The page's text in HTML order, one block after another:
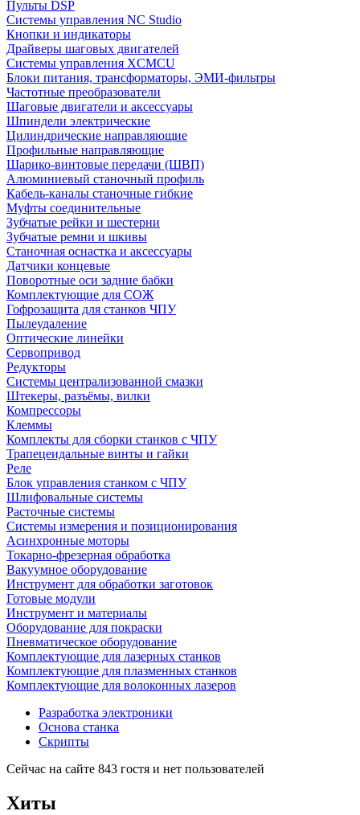
Пульты DSP
Системы управления NC Studio
Кнопки и индикаторы
Драйверы шаговых двигателей
Системы управления XCMCU
Блоки питания, трансформаторы, ЭМИ-фильтры
Частотные преобразователи
Шаговые двигатели и аксессуары
Шпиндели электрические
Цилиндрические направляющие
Профильные направляющие
Шарико-винтовые передачи (ШВП)
Алюминиевый станочный профиль
Кабель-каналы станочные гибкие
Муфты соединительные
Зубчатые рейки и шестерни
Зубчатые ремни и шкивы
Станочная оснастка и аксессуары
Датчики концевые
Поворотные оси задние бабки
Комплектующие для СОЖ
Гофрозащита для станков ЧПУ
Пылеудаление
Оптические линейки
Сервопривод
Редукторы
Системы централизованной смазки
Штекеры, разъёмы, вилки
Компрессоры
Клеммы
Комплекты для сборки станков с ЧПУ
Трапецеидальные винты и гайки
Реле
Блок управления станком с ЧПУ
Шлифовальные системы
Расточные системы
Системы измерения и позиционирования
Асинхронные моторы
Токарно-фрезерная обработка
Вакуумное оборудование
Инструмент для обработки заготовок
Готовые модули
Инструмент и материалы
Оборудование для покраски
Пневматическое оборудование
Комплектующие для лазерных станков
Комплектующие для плазменных станков
Комплектующие для волоконных лазеров
Разработка электроники
Основа станка
Скрипты
Сейчас на сайте 843 гостя и нет пользователей
Хиты